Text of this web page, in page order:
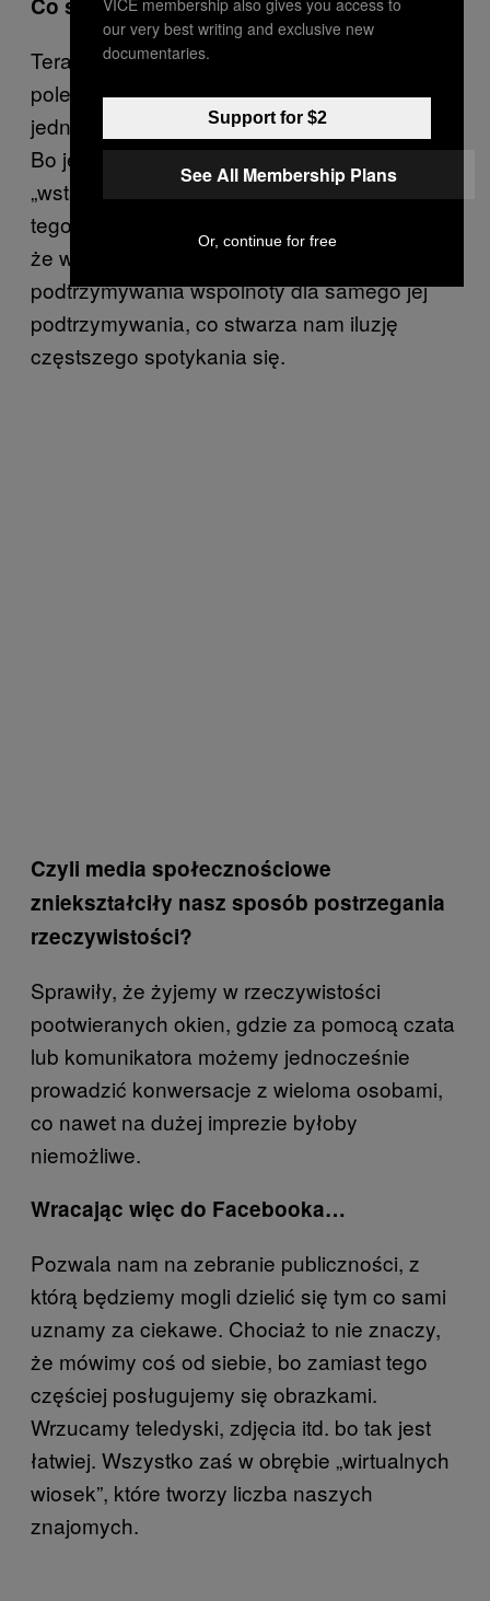
Teraz portale pełnią funkcję fatyczną,
polegającą na podtrzymywaniu relacji, która
jednak nie niosą ze sobą żadnych informacji.
Bo jeżeli ktoś napisze na Facebooku, że
„wstał z łóżka” i ileś osób to polubi, to istotą
tego przekazu jest „oto jestem i widzę was,
że wy także tu jesteście!”. Coś w rodzaju
podtrzymywania wspólnoty dla samego jej
podtrzymywania, co stwarza nam iluzję
częstszego spotykania się.
Czyli media społecznościowe
zniekształciły nasz sposób postrzegania
rzeczywistości?
Sprawiły, że żyjemy w rzeczywistości
pootwieranych okien, gdzie za pomocą czata
lub komunikatora możemy jednocześnie
prowadzić konwersacje z wieloma osobami,
co nawet na dużej imprezie byłoby
niemożliwe.
Wracając więc do Facebooka…
Pozwala nam na zebranie publiczności, z
którą będziemy mogli dzielić się tym co sami
uznamy za ciekawe. Chociaż to nie znaczy,
że mówimy coś od siebie, bo zamiast tego
częściej posługujemy się obrazkami.
Wrzucamy teledyski, zdjęcia itd. bo tak jest
łatwiej. Wszystko zaś w obrębie „wirtualnych
wiosek”, które tworzy liczba naszych
znajomych.
our very best writing and exclusive new
documentaries.
Support for $2
See All Membership Plans
Or, continue for free